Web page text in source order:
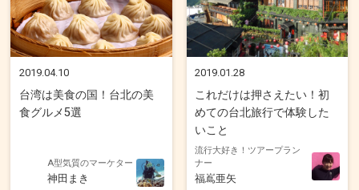
2019.04.10
台湾は美食の国！台北の美
食グルメ5選
A型気質のマーケター
神田まき
2019.01.28
これだけは押さえたい！初
めての台北旅行で体験した
いこと
流行大好き！ツアープラン
ナー
福嶌亜矢